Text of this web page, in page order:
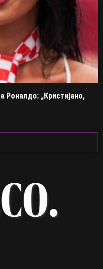
Роналдо: „Кристијано,